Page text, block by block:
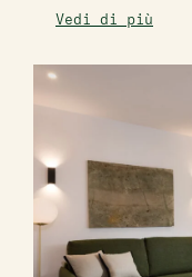
Vedi di più